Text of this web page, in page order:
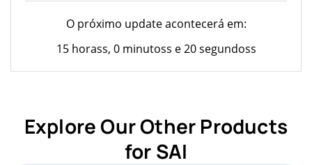
O próximo update acontecerá em:
15 horass, 0 minutoss e 20 segundoss
Explore Our Other Products
for SAI